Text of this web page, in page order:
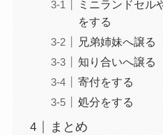
ミニランドセル
をする
兄弟姉妹へ譲る
知り合いへ譲る
寄付をする
処分をする
まとめ